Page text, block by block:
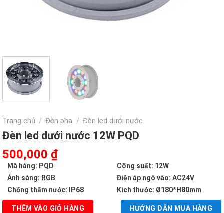
Trang chủ / Đèn pha / Đèn led dưới nước
Đèn led dưới nước 12W PQD
Giá
gốc
là:
1,008,000 ₫.
500,000 ₫Giá
là:
500,000 ₫.
Mã hàng: PQD
Công suất: 12W
Ánh sáng: RGB
Điện áp ngõ vào: AC24V
Chống thấm nước: IP68
Kích thước: Ø180*H80mm
HƯỚNG DẪN MUA HÀNG
THÊM VÀO GIỎ HÀNG